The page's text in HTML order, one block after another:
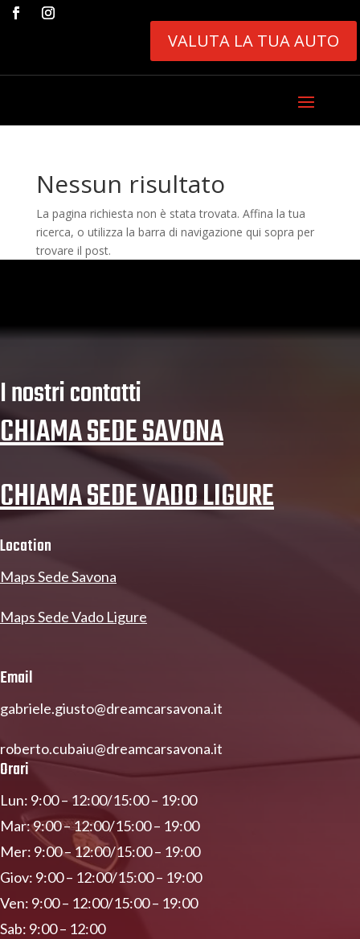
VALUTA LA TUA AUTO
Nessun risultato
La pagina richiesta non è stata trovata. Affina la tua
ricerca, o utilizza la barra di navigazione qui sopra per
trovare il post.
I nostri contatti
CHIAMA SEDE SAVONA
CHIAMA SEDE VADO LIGURE
Location
Maps Sede Savona
Maps Sede Vado Ligure
Email
gabriele.giusto@dreamcarsavona.it
roberto.cubaiu@dreamcarsavona.it
Orari
Lun: 9:00 – 12:00/15:00 – 19:00
Mar: 9:00 – 12:00/15:00 – 19:00
Mer: 9:00 – 12:00/15:00 – 19:00
Giov: 9:00 – 12:00/15:00 – 19:00
Ven: 9:00 – 12:00/15:00 – 19:00
Sab: 9:00 – 12:00